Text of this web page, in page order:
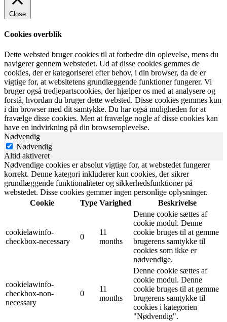
Close
Cookies overblik
Dette websted bruger cookies til at forbedre din oplevelse, mens du
navigerer gennem webstedet. Ud af disse cookies gemmes de
cookies, der er kategoriseret efter behov, i din browser, da de er
vigtige for, at websitetens grundlæggende funktioner fungerer. Vi
bruger også tredjepartscookies, der hjælper os med at analysere og
forstå, hvordan du bruger dette websted. Disse cookies gemmes kun
i din browser med dit samtykke. Du har også muligheden for at
fravælge disse cookies. Men at fravælge nogle af disse cookies kan
have en indvirkning på din browseroplevelse.
Nødvendig
Nødvendig
Altid aktiveret
Nødvendige cookies er absolut vigtige for, at webstedet fungerer
korrekt. Denne kategori inkluderer kun cookies, der sikrer
grundlæggende funktionaliteter og sikkerhedsfunktioner på
webstedet. Disse cookies gemmer ingen personlige oplysninger.
Cookie
Type Varighed Beskrivelse
cookielawinfo-
checkbox-necessary
0
11
months
Denne cookie sættes af
cookie modul. Denne
cookie bruges til at gemme
brugerens samtykke til
cookies som ikke er
nødvendige.
cookielawinfo-
checkbox-non-
necessary
0
11
months
Denne cookie sættes af
cookie modul. Denne
cookie bruges til at gemme
brugerens samtykke til
cookies i kategorien
"Nødvendig".